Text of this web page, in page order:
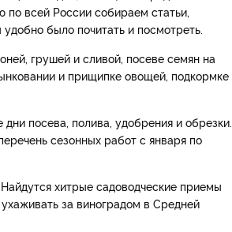
по всей России собираем статьи,
было почитать и посмотреть.
грушей и сливой, посеве семян на
и прищипке овощей, подкормке
посева, полива, удобрения и обрезки.
сезонных работ с января по
хитрые садоводческие приемы
за виноградом в Средней